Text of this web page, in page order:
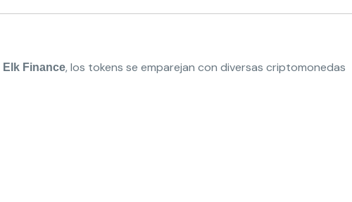
Elk Finance, los tokens se emparejan con diversas criptomonedas